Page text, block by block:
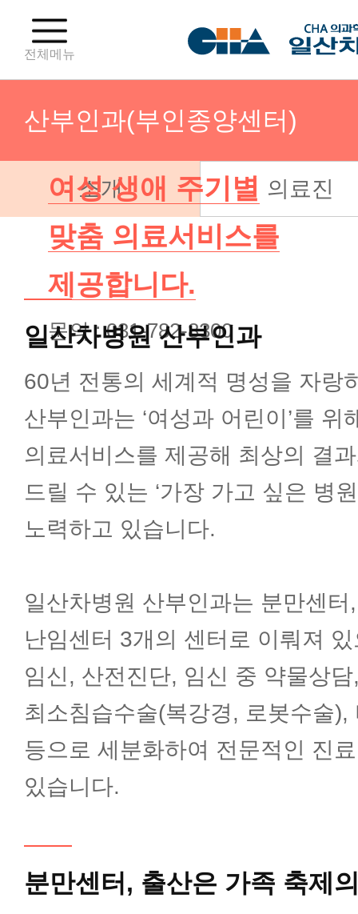
전체메뉴
산부인과(부인종양센터)
산부인과(분만센터)
산부인과(난임센터)
산부인과(부인종양센터)
소화기내과
내분비내과
신장내과
신경과
감염내과
한방내과
소개 의료진
여성 생애 주기별
맞춤 의료서비스를
제공합니다.
문의 : 031-782-8300
일산차병원산부인과
60년 전통의 세계적 명성을 자랑
산부인과는 ‘여성과 어린이’를 위
의료서비스를 제공해 최상의 결
드릴 수 있는 ‘가장 가고 싶은 병
노력하고 있습니다.
일산차병원 산부인과는 분만센
난임센터 3개의 센터로 이뤄져
임신, 산전진단, 임신 중 약물상
최소침습수술(복강경, 로봇수술
등으로 세분화하여 전문적인 진
있습니다.
분만센터, 출산은 가족 축제